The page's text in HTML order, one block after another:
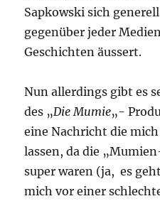
Sapkowski sich
gegenüber jeder
Geschichten äussert.
Nun allerdings gibt es
des „Die Mumie„-
eine Nachricht die
lassen, da die
super waren (ja, es
mich vor einer